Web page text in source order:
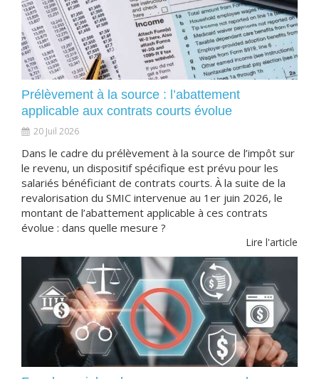
Prélèvement à la source : l’abattement
applicable aux contrats courts évolue
20 Juil 2026
Dans le cadre du prélèvement à la source de l’impôt sur
le revenu, un dispositif spécifique est prévu pour les
salariés bénéficiant de contrats courts. À la suite de la
revalorisation du SMIC intervenue au 1er juin 2026, le
montant de l’abattement applicable à ces contrats
évolue : dans quelle mesure ?
Lire l'article